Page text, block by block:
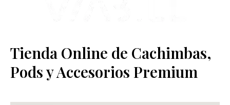
Tienda Online de Cachimbas,
Pods y Accesorios Premium